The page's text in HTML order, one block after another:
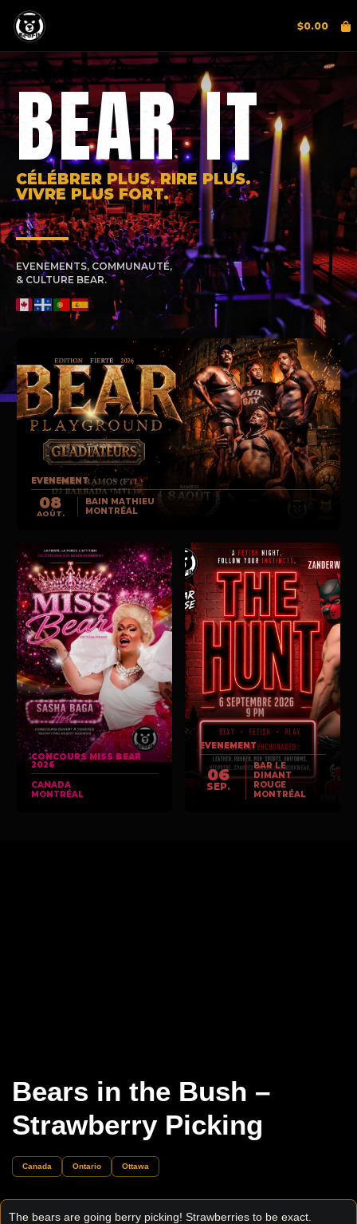
$0.00
BEAR IT
CÉLÉBRER PLUS. RIRE PLUS.
VIVRE PLUS FORT.
EVENEMENTS, COMMUNAUTÉ,
& CULTURE BEAR.
EVENEMENT
08
AOÛT.
BAIN MATHIEU
MONTRÉAL
CONCOURS MISS BEAR
2026
CANADA
MONTRÉAL
EVENEMENT
06
SEP.
BAR LE
DIMANT
ROUGE
MONTRÉAL
Bears in the Bush –
Strawberry Picking
Canada Ontario Ottawa
The bears are going berry picking! Strawberries to be exact.